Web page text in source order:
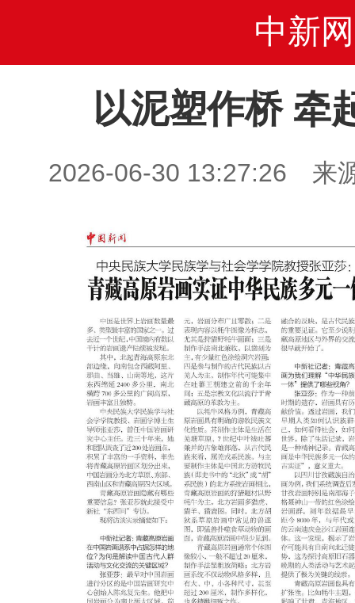
中新网
以泥塑作桥 牵
2026-06-30 13:27:26 来